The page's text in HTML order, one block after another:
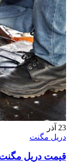
23 آذر
دریل مگنت
قیمت دریل